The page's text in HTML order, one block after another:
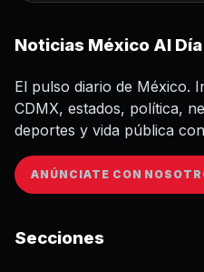
Noticias México Al Día
El pulso diario de México.
CDMX, estados, política,
deportes y vida pública
ANÚNCIATE CON
Secciones